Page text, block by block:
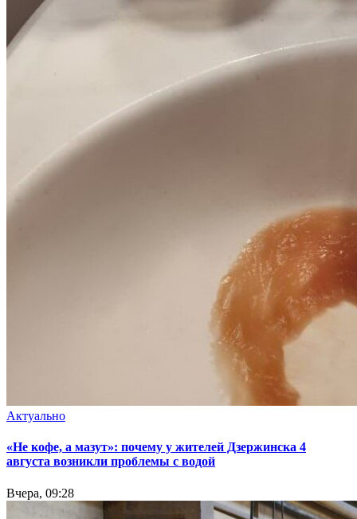
Актуально
«Не кофе, а мазут»: почему у жителей Дзержинска 4
августа возникли проблемы с водой
Вчера, 09:28